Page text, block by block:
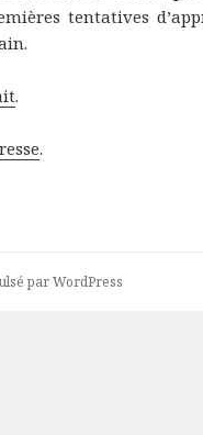
tentatives
.
.
par WordPress